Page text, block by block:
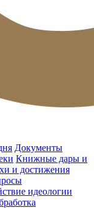
Документы
Книжные дары и
и достижения
идеологии